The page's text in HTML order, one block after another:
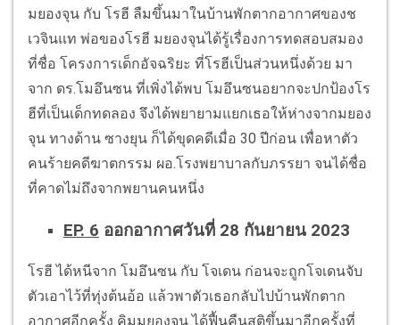
มยองจุน กับ โรฮี ลืมขึ้นมาในบ้านพักตากอากาศของช
เวจินแท พ่อของโรฮี มยองจุนได้รู้เรื่องการทดสอบสมอง
ที่ชื่อ โครงการเด็กอัจฉริยะ ที่โรฮีเป็นส่วนหนึ่งด้วย มา
จาก ดร.โมอึนซน ที่เพิ่งได้พบ โมอึนซนอยากจะปกป้องโร
ฮีที่เป็นเด็กทดลอง จึงได้พยายามแยกเธอให้ห่างจากมยอง
จุน ทางด้าน ซางยุน ก็ได้ขุดคดีเมื่อ 30 ปีก่อน เพื่อหาตัว
คนร้ายคดีฆาตกรรม ผอ.โรงพยาบาลกับภรรยา จนได้ชื่อ
ที่คาดไม่ถึงจากพยานคนหนึ่ง
EP. 6 ออกอากาศวันที่ 28 กันยายน 2023
โรฮี ได้หนีจาก โมอึนซน กับ โจเดน ก่อนจะถูกโจเดนจับ
ตัวเอาไว้ที่ทุ่งต้นอ้อ แล้วพาตัวเธอกลับไปบ้านพักตาก
อากาศอีกครั้ง คิมมยองจุน ได้ฟื้นคืนสติขึ้นมาอีกครั้งที่